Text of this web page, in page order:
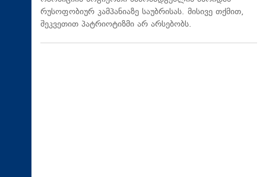
რუსოფობიურ კამპანიაზე საუბრისას. მისივე თქმით,
შეკვეთით პატრიოტიზმი არ არსებობს.